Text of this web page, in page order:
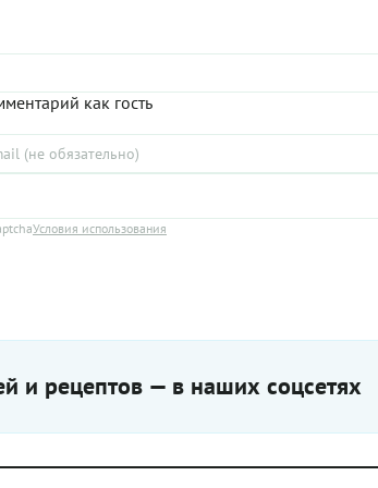
как гость
Условия использования
и рецептов — в наших соцсетях